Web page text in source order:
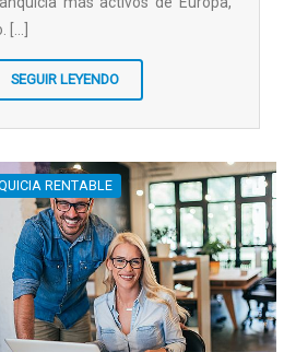
[...]
SEGUIR LEYENDO
RENTABLE